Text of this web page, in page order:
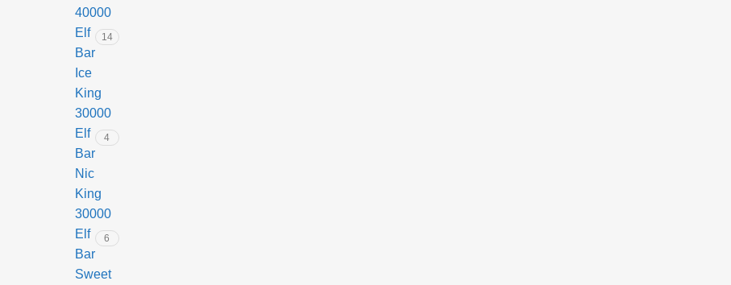
40000
Elf
Bar
Ice
King
30000
14
Elf
Bar
Nic
King
30000
4
Elf
Bar
Sweet
6